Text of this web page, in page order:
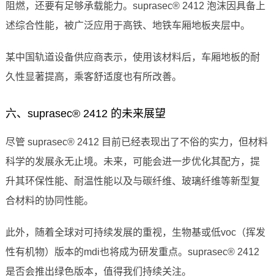
阻燃，还要有足够承载能力。suprasec® 2412 泡沫因具备上
述综合性能，被广泛应用于高铁、地铁车厢地板夹层中。
某中国轨道设备供应商表示，使用该材料后，车厢地板的耐
久性显著提高，乘客舒适度也有所改善。
六、suprasec® 2412 的未来展望
尽管 suprasec® 2412 目前已经表现出了不俗的实力，但材料
科学的发展永无止境。未来，可能会进一步优化其配方，提
升其环保性能、耐温性能以及与碳纤维、玻璃纤维等新型复
合材料的协同性能。
此外，随着全球对可持续发展的重视，生物基或低voc（挥发
性有机物）版本的mdi也将成为研发重点。suprasec® 2412
是否会推出绿色版本，值得我们持续关注。